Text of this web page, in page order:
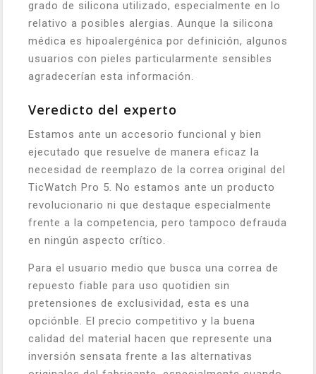
grado de silicona utilizado, especialmente en lo
relativo a posibles alergias. Aunque la silicona
médica es hipoalergénica por definición, algunos
usuarios con pieles particularmente sensibles
agradecerían esta información.
Veredicto del experto
Estamos ante un accesorio funcional y bien
ejecutado que resuelve de manera eficaz la
necesidad de reemplazo de la correa original del
TicWatch Pro 5. No estamos ante un producto
revolucionario ni que destaque especialmente
frente a la competencia, pero tampoco defrauda
en ningún aspecto crítico.
Para el usuario medio que busca una correa de
repuesto fiable para uso quotidien sin
pretensiones de exclusividad, esta es una
opciónble. El precio competitivo y la buena
calidad del material hacen que represente una
inversión sensata frente a las alternativas